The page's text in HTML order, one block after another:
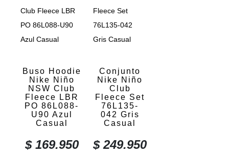
Buso Hoodie
Nike Niño
NSW Club
Fleece LBR
PO 86L088-
U90 Azul
Casual
$169.950
Conjunto
Nike Niño
Club
Fleece Set
76L135-
042 Gris
Casual
$249.950